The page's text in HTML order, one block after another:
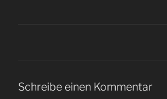
Schreibe einen Kommentar